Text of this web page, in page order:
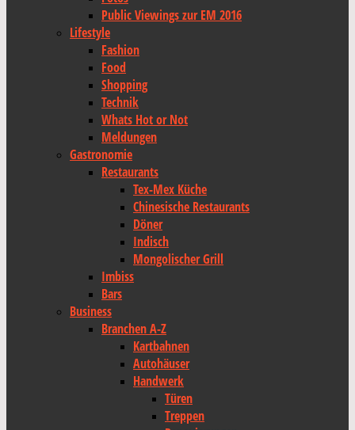
Public Viewings zur EM 2016
Lifestyle
Fashion
Food
Shopping
Technik
Whats Hot or Not
Meldungen
Gastronomie
Restaurants
Tex-Mex Küche
Chinesische Restaurants
Döner
Indisch
Mongolischer Grill
Imbiss
Bars
Business
Branchen A-Z
Kartbahnen
Autohäuser
Handwerk
Türen
Treppen